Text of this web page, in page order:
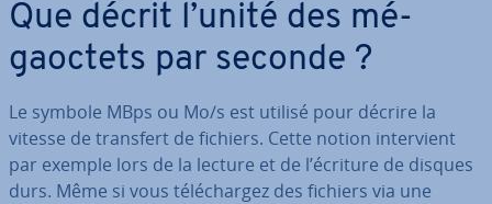
Que décrit l’unité des mé­
gaoc­tets par seconde ?
Le symbole MBps ou Mo/s est utilisé pour décrire la
vitesse de transfert de fichiers. Cette notion in­ter­vient
par exemple lors de la lecture et de l’écriture de disques
durs. Même si vous té­lé­char­gez des fichiers via une